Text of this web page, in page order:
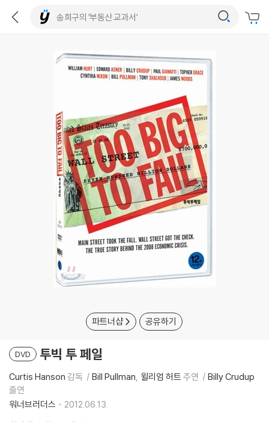
파트너샵 공유하기
DVD 투빅 투 페일
Curtis Hanson 감독 Bill Pullman 윌리엄 허트 주연
Billy Crudup
출연
워너브러더스
2012.06.13.